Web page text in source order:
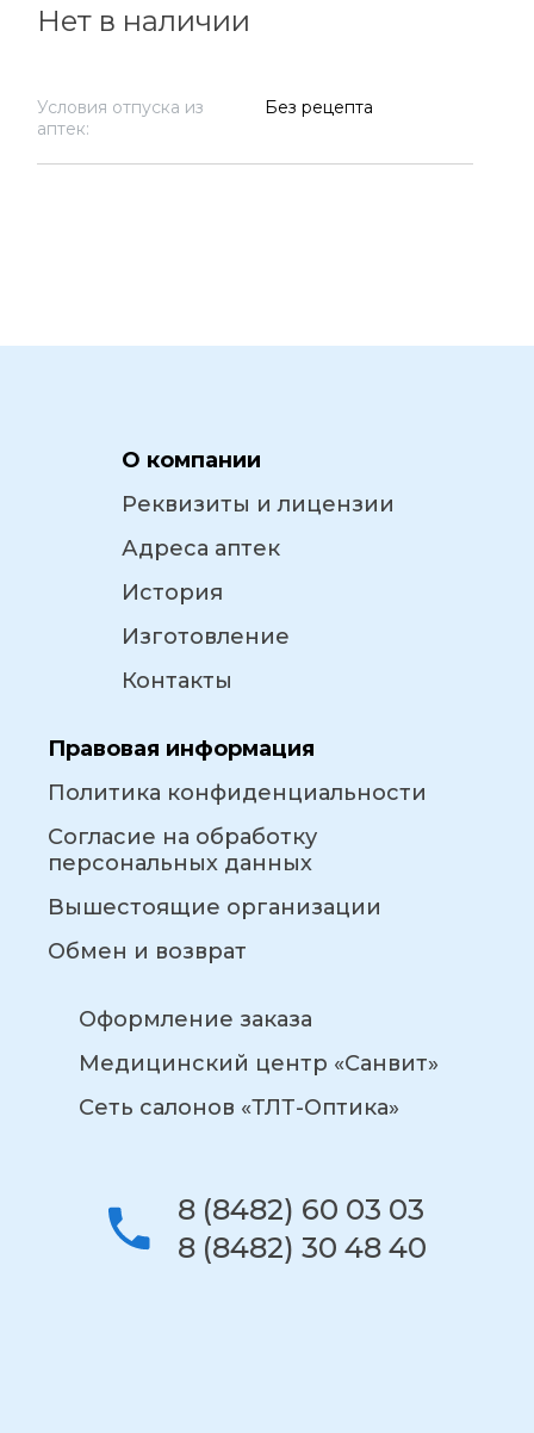
Нет в наличии
Условия отпуска из
аптек:
Без рецепта
О компании
Реквизиты и лицензии
Адреса аптек
История
Изготовление
Контакты
Правовая информация
Политика конфиденциальности
Согласие на обработку
персональных данных
Вышестоящие организации
Обмен и возврат
Оформление заказа
Медицинский центр «Санвит»
Сеть салонов «ТЛТ-Оптика»
8 (8482) 60 03 03
8 (8482) 30 48 40